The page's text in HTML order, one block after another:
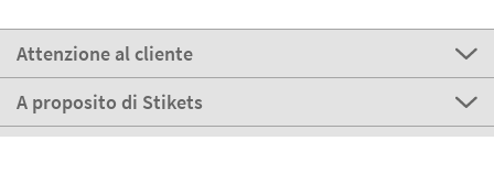
Attenzione al cliente
A proposito di Stikets